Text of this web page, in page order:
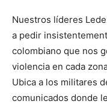
Nuestros líderes
a pedir
colombiano que nos
violencia en cada
Ubica a los militares
comunicados donde